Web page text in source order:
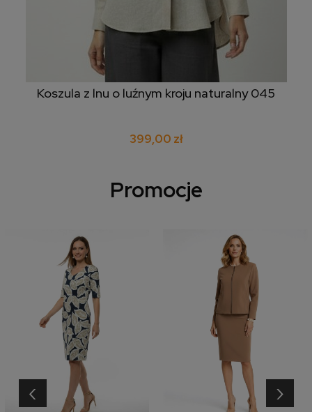
Koszula z lnu o luźnym kroju naturalny 045
399,00 zł
Promocje
‹ ›